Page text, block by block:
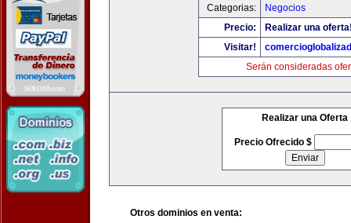
Categorias:
Negocios
Precio:
Realizar una
Visitar!
Serán consideradas
Realizar una Oferta
Precio Ofrecido $
Otros dominios en venta: